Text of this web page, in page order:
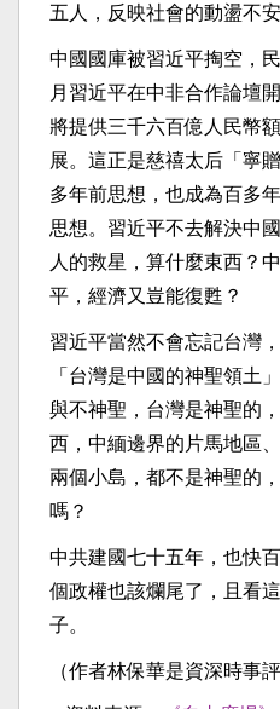
五人，反映社會的動盪不安
中國國庫被習近平掏空，
月習近平在中非合作論壇
將提供三千六百億人民幣
展。這正是慈禧太后「寧
多年前思想，也成為百多
思想。習近平不去解決中
人的救星，算什麼東西？
平，經濟又豈能復甦？
習近平當然不會忘記台灣
「台灣是中國的神聖領土
與不神聖，台灣是神聖的
西，中緬邊界的片馬地區
兩個小島，都不是神聖的
嗎？
中共建國七十五年，也快
個政權也該爛尾了，且看
子。
（作者林保華是資深時事評